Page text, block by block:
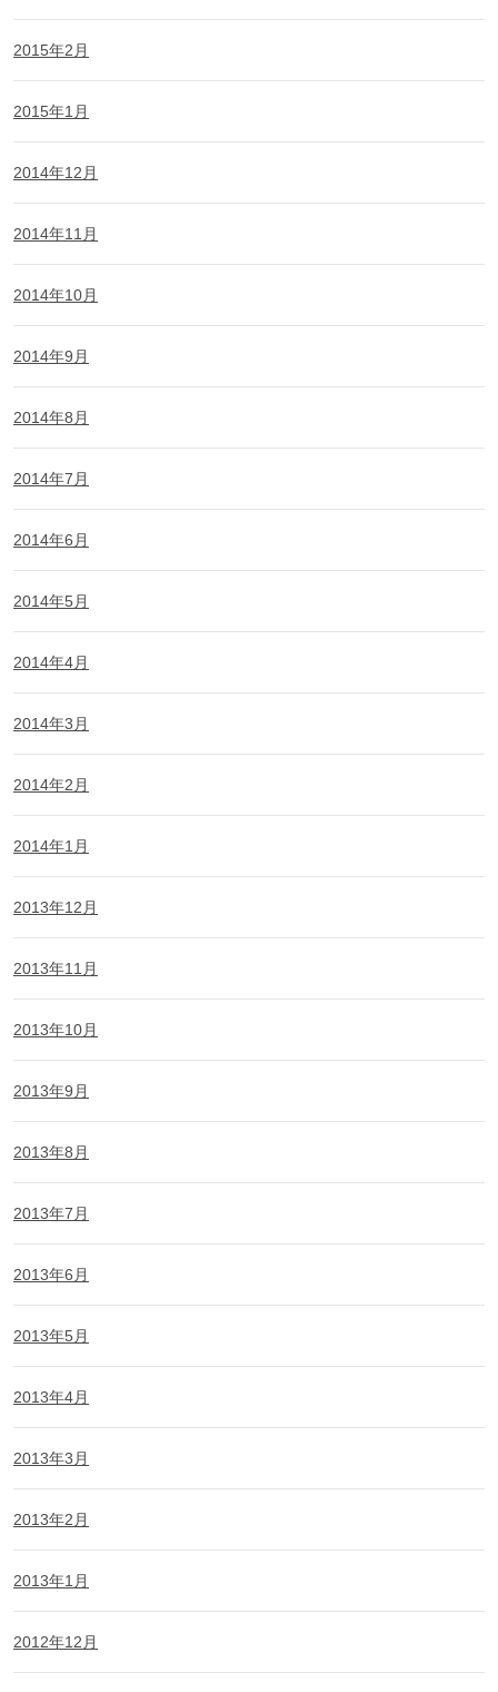
2015年2月
2015年1月
2014年12月
2014年11月
2014年10月
2014年9月
2014年8月
2014年7月
2014年6月
2014年5月
2014年4月
2014年3月
2014年2月
2014年1月
2013年12月
2013年11月
2013年10月
2013年9月
2013年8月
2013年7月
2013年6月
2013年5月
2013年4月
2013年3月
2013年2月
2013年1月
2012年12月